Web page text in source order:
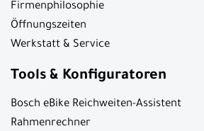
Firmenphilosophie
Öffnungszeiten
Werkstatt & Service
Tools & Konfiguratoren
Bosch eBike Reichweiten-Assistent
Rahmenrechner